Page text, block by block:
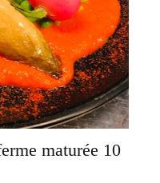
maturée 10